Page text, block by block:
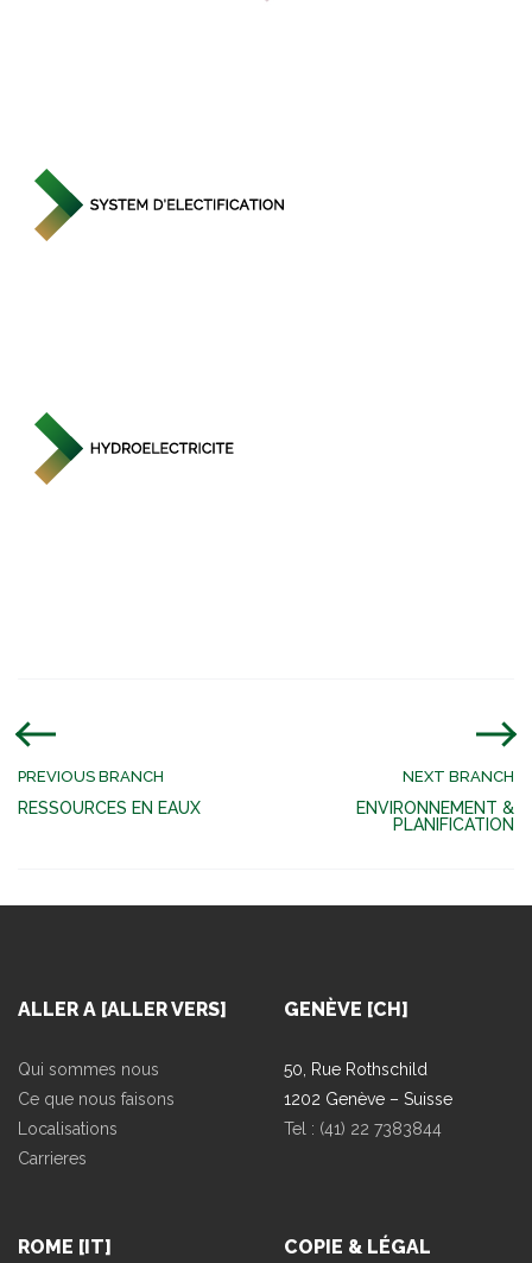
Highoooo
Bridoo
PREVIOUS BRANCH
RESSOURCES EN EAUX
NEXT BRANCH
ENVIRONNEMENT &
PLANIFICATION
ALLER A [ALLER VERS]
Qui sommes nous
Ce que nous faisons
Localisations
Carrieres
GENÈVE [CH]
50, Rue Rothschild
1202 Genève – Suisse
Tel : (41) 22 7383844
ROME [IT] COPIE & LÉGAL